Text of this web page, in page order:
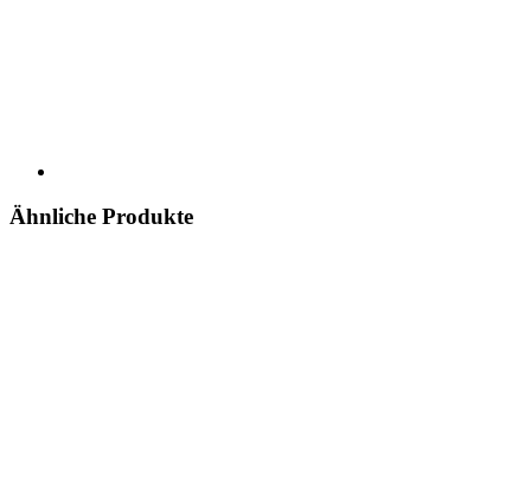
Ähnliche Produkte